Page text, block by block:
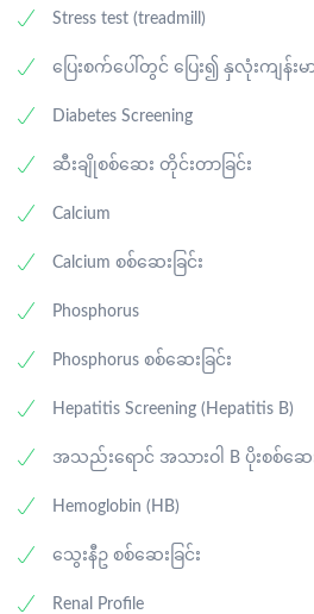
Stress test (treadmill)
ပြေးစက်ပေါ်တွင် ပြေး၍ နှလုံးကျန်းမ
Diabetes Screening
ဆီးချိုစစ်ဆေး တိုင်းတာခြင်း
Calcium
Calcium စစ်ဆေးခြင်း
Phosphorus
Phosphorus စစ်ဆေးခြင်း
Hepatitis Screening (Hepatitis B)
အသည်းရောင် အသားဝါ B ပိုးစစ်ဆေး
Hemoglobin (HB)
သွေးနီဥ စစ်ဆေးခြင်း
Renal Profile